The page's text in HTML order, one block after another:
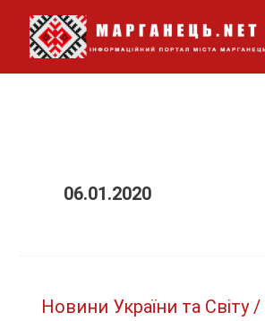
Перейти
вмісту
06.01.2020
Новини України та Світу/